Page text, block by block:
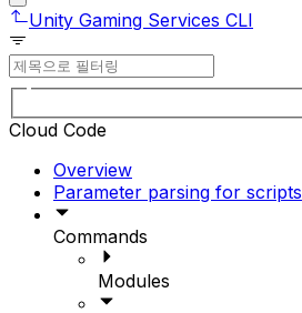
Unity Gaming Services CLI
Cloud Code
Overview
Parameter parsing for scripts
Commands
Modules